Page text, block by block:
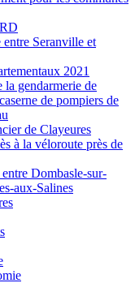
Seranville et
2021
la gendarmerie de
de pompiers de
de Clayeures
à la véloroute près de
Dombasle-sur-
aux-Salines